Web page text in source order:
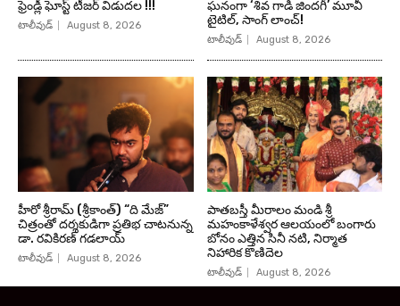
ఫ్రెండ్లీ ఘోస్ట్ టీజర్ విడుదల !!!
టాలీవుడ్ August 8, 2026
ఘనంగా ‘శివ గాడి జింద‌గీ’ మూవీ
టైటిల్, సాంగ్ లాంచ్!
టాలీవుడ్ August 8, 2026
హీరో శ్రీరామ్ (శ్రీకాంత్) “ది మేజ్”
చిత్రంతో దర్శకుడిగా ప్రతిభ చాటనున్న
డా. రవికిరణ్ గడలాయ్
టాలీవుడ్ August 8, 2026
పాతబస్తీ మీరాలం మండి శ్రీ
మహంకాళేశ్వర ఆలయంలో బంగారు
బోనం ఎత్తిన సినీ నటి, నిర్మాత
నిహారిక కొణిదెల
టాలీవుడ్ August 8, 2026